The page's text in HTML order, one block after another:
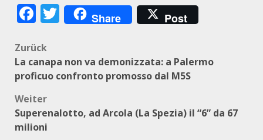
Facebook
Twitter
Share Post
Beitragsnavigation
Zurück
La canapa non va demonizzata: a Palermo
proficuo confronto promosso dal M5S
Weiter
Superenalotto, ad Arcola (La Spezia) il “6” da 67
milioni